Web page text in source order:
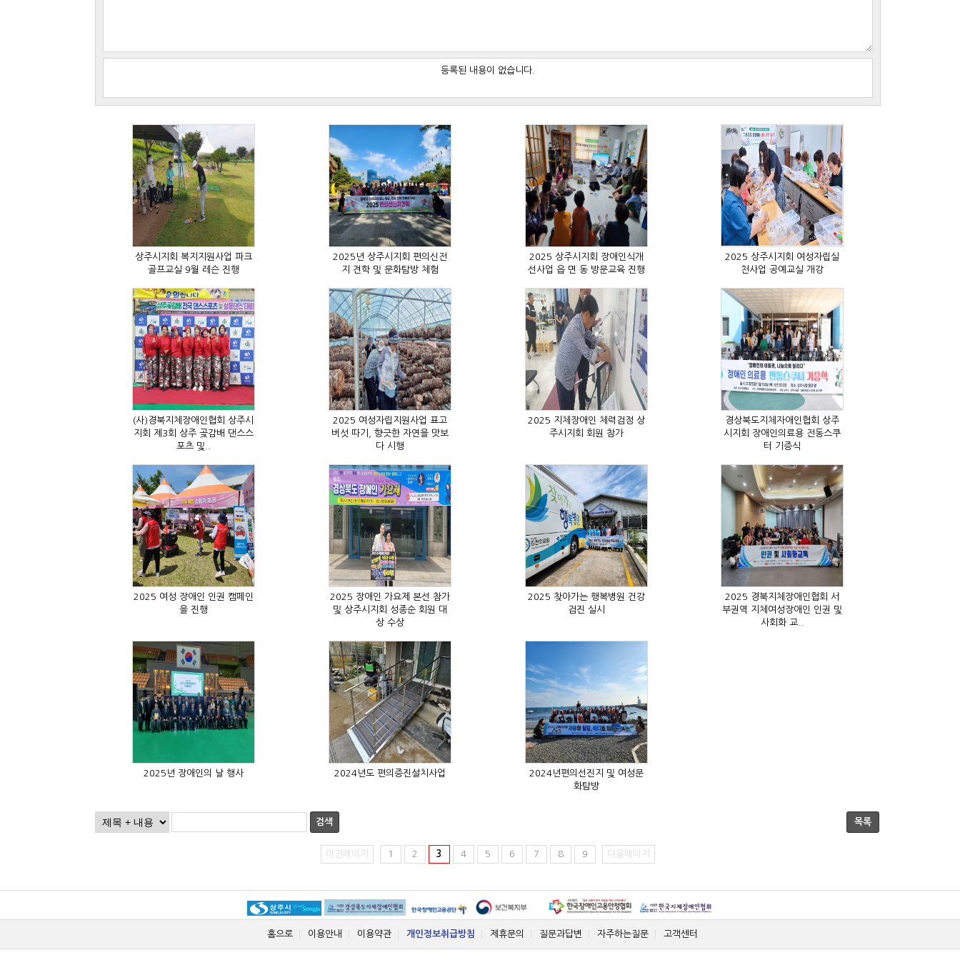
등록된 내용이 없습니다.
골프교실 9월 레슨 진행 지 견학 및 문화탐방 체험 선사업 읍 면 동 방문교육 진행 천사업 공예교실 개강
포츠 및.. 다 시행
주시지회 회원 참가
터 기증식
을 진행
상 수상
검진 실시
사회화 교..
2025년 장애인의 날 행사
2024년도 편의증진설치사업
화탐방
검색 목록
이전페이지 1 2 3 4 5 6 7 8 9 다음페이지
홈으로 이용안내 이용약관 개인정보취급방침 제휴문의 질문과답변 자주하는질문 고객센터